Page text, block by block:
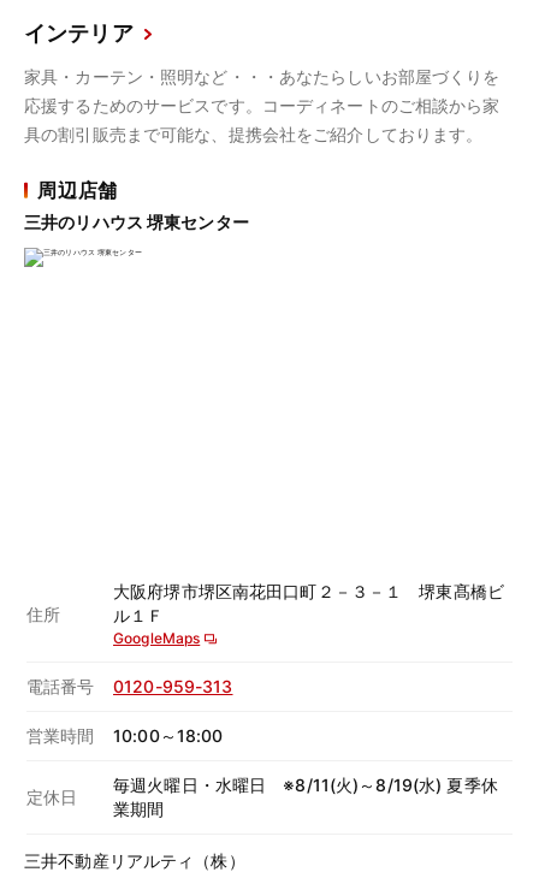
インテリア
家具・カーテン・照明など・・・あなたらしいお部屋づくりを
応援するためのサービスです。コーディネートのご相談から家
具の割引販売まで可能な、提携会社をご紹介しております。
周辺店舗
三井のリハウス 堺東センター
住所
大阪府堺市堺区南花田口町２－３－１ 堺東髙橋ビ
ル１Ｆ
GoogleMaps
電話番号 0120-959-313
営業時間 10:00～18:00
定休日
毎週火曜日・水曜日 ※8/11(火)～8/19(水) 夏季休
業期間
三井不動産リアルティ（株）